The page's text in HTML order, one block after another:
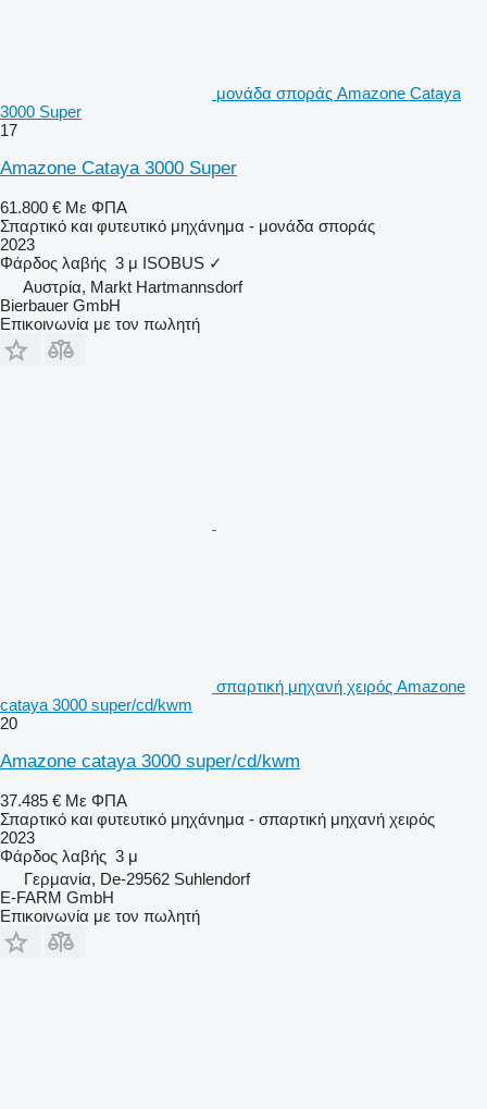
μονάδα σποράς Amazone Cataya
3000 Super
17
Amazone Cataya 3000 Super
61.800 € Με ΦΠΑ
Σπαρτικό και φυτευτικό μηχάνημα - μονάδα σποράς
2023
Φάρδος λαβής 3 μ ISOBUS ✓
Αυστρία, Markt Hartmannsdorf
Bierbauer GmbH
Επικοινωνία με τον πωλητή
σπαρτική μηχανή χειρός Amazone
cataya 3000 super/cd/kwm
20
Amazone cataya 3000 super/cd/kwm
37.485 € Με ΦΠΑ
Σπαρτικό και φυτευτικό μηχάνημα - σπαρτική μηχανή χειρός
2023
Φάρδος λαβής 3 μ
Γερμανία, De-29562 Suhlendorf
E-FARM GmbH
Επικοινωνία με τον πωλητή